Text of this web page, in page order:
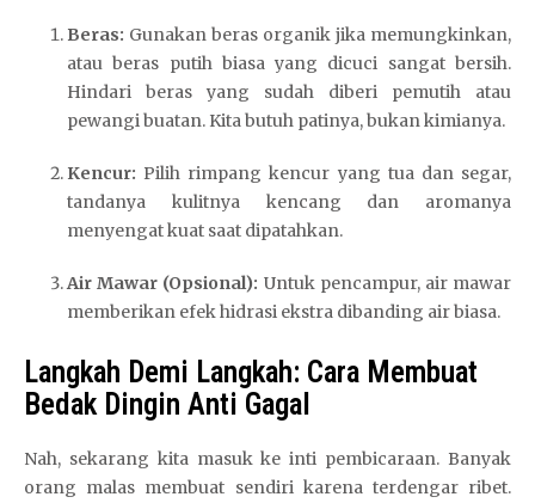
Beras: Gunakan beras organik jika memungkinkan,
atau beras putih biasa yang dicuci sangat bersih.
Hindari beras yang sudah diberi pemutih atau
pewangi buatan. Kita butuh patinya, bukan kimianya.
Kencur: Pilih rimpang kencur yang tua dan segar,
tandanya kulitnya kencang dan aromanya
menyengat kuat saat dipatahkan.
Air Mawar (Opsional): Untuk pencampur, air mawar
memberikan efek hidrasi ekstra dibanding air biasa.
Langkah Demi Langkah: Cara Membuat
Bedak Dingin Anti Gagal
Nah, sekarang kita masuk ke inti pembicaraan. Banyak
orang malas membuat sendiri karena terdengar ribet.